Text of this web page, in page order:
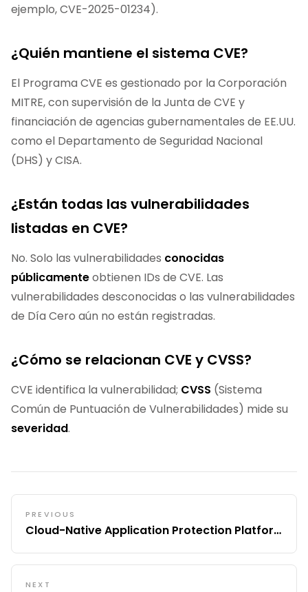
ejemplo, CVE-2025-01234).
¿Quién mantiene el sistema CVE?
El Programa CVE es gestionado por la Corporación
MITRE, con supervisión de la Junta de CVE y
financiación de agencias gubernamentales de EE.UU.
como el Departamento de Seguridad Nacional
(DHS) y CISA.
¿Están todas las vulnerabilidades
listadas en CVE?
No. Solo las vulnerabilidades conocidas
públicamenteobtienen IDs de CVE. Las
vulnerabilidades desconocidas o las vulnerabilidades
de Día Cero aún no están registradas.
¿Cómo se relacionan CVE y CVSS?
CVE identifica la vulnerabilidad; CVSS (Sistema
Común de Puntuación de Vulnerabilidades) mide su
severidad.
PREVIOUS
Cloud-Native Application Protection Platform (CNAPP)
NEXT